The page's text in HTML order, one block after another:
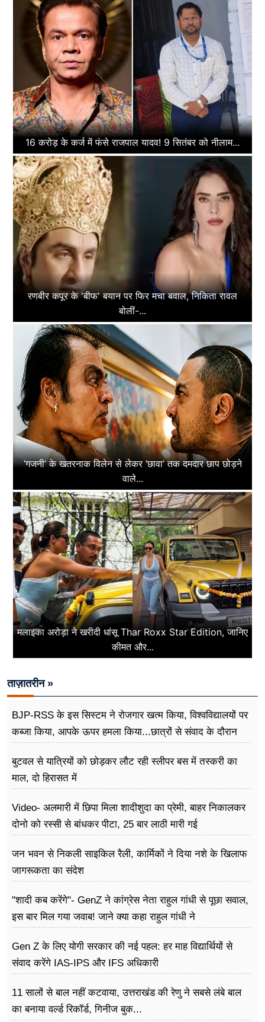
16 करोड़ के कर्ज में फंसे राजपाल यादव! 9 सितंबर को नीलाम...
रणबीर कपूर के 'बीफ' बयान पर फिर मचा बवाल, निकिता रावल
बोलीं-...
‘गजनी’ के खतरनाक विलेन से लेकर ‘छावा’ तक दमदार छाप छोड़ने
वाले...
मलाइका अरोड़ा ने खरीदी धांसू Thar Roxx Star Edition, जानिए
कीमत और...
ताज़ातरीन »
BJP-RSS के इस सिस्टम ने रोजगार खत्म किया, विश्वविद्यालयों पर
कब्जा किया, आपके ऊपर हमला किया...छात्रों से संवाद के दौरान
बुटवल से यात्रियों को छोड़कर लौट रही स्लीपर बस में तस्करी का
माल, दो हिरासत में
Video- अलमारी में छिपा मिला शादीशुदा का प्रेमी, बाहर निकालकर
दोनो को रस्सी से बांधकर पीटा, 25 बार लाठी मारी गई
जन भवन से निकली साइकिल रैली, कार्मिकों ने दिया नशे के खिलाफ
जागरूकता का संदेश
"शादी कब करेंगे"- GenZ ने कांग्रेस नेता राहुल गांधी से पूछा सवाल,
इस बार मिल गया जवाब! जाने क्या कहा राहुल गांधी ने
Gen Z के लिए योगी सरकार की नई पहल: हर माह विद्यार्थियों से
संवाद करेंगे IAS-IPS और IFS अधिकारी
11 सालों से बाल नहीं कटवाया, उत्तराखंड की रेणु ने सबसे लंबे बाल
का बनाया वर्ल्ड रिकॉर्ड, गिनीज बुक...